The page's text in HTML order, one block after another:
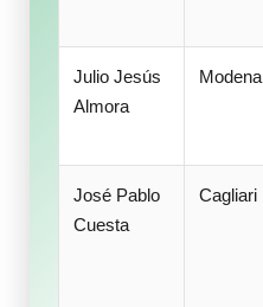
Julio Jesús
Almora
Modena
José Pablo
Cuesta
Cagliari